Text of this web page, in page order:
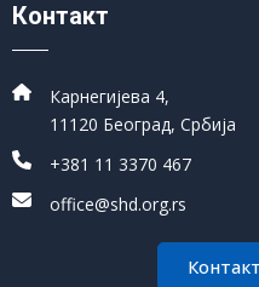
Контакт
Карнегијева 4,
11120 Београд, Србија
+381 11 3370 467
office@shd.org.rs